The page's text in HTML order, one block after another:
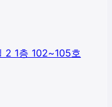
2 1층 102~105호